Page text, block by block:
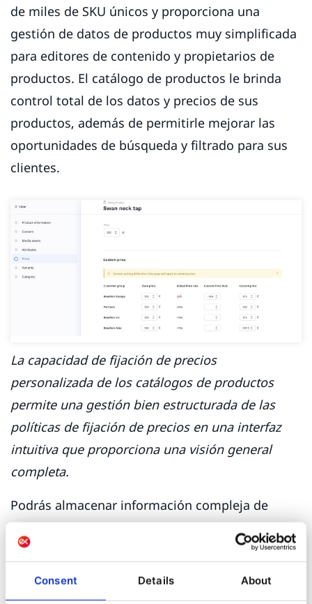
Consent Details About
de miles de SKU únicos y proporciona una
gestión de datos de productos muy simplificada
para editores de contenido y propietarios de
productos. El catálogo de productos le brinda
control total de los datos y precios de sus
productos, además de permitirle mejorar las
oportunidades de búsqueda y filtrado para sus
clientes.
La capacidad de fijación de precios
personalizada de los catálogos de productos
permite una gestión bien estructurada de las
políticas de fijación de precios en una interfaz
intuitiva que proporciona una visión general
completa.
Podrás almacenar información compleja de
productos, editar parámetros de productos y
definir variaciones de productos y paquetes de
productos que se pueden usar para atraer